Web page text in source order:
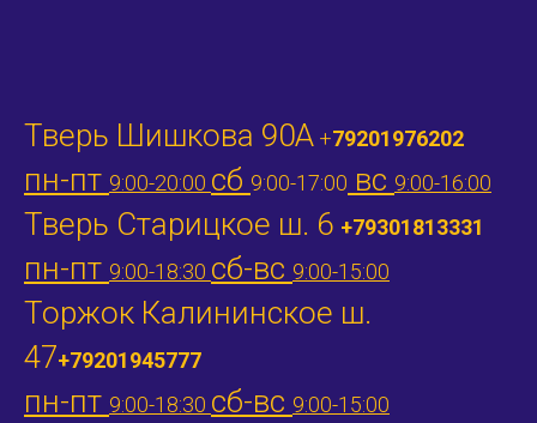
Тверь Шишкова 90А +79201976202
пн-пт 9:00-20:00 сб 9:00-17:00 вс 9:00-16:00
Тверь Старицкое ш. 6 +79301813331
пн-пт 9:00-18:30 сб-вс 9:00-15:00
Торжок Калининское ш.
47+79201945777
пн-пт 9:00-18:30 сб-вс 9:00-15:00